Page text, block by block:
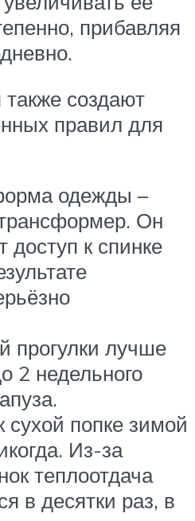
прибавляя
создают
правил для
одежды –
Он
доступ к спинке
прогулки лучше
2 недельного
сухой попке зимой
Из-за
теплоотдача
в десятки раз, в